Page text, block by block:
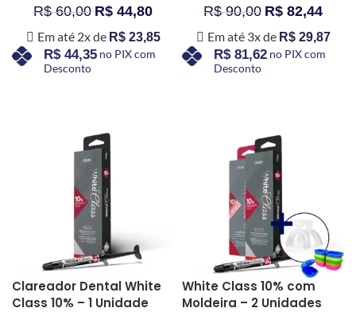
R$60,00 R$ 44,80
Em até 2x de R$23,85
R$44,35 no PIX com
Desconto
R$90,00 R$ 82,44
Em até 3x de R$29,87
R$81,62 no PIX com
Desconto
Clareador Dental White
Class 10% – 1 Unidade
White Class 10% com
Moldeira – 2 Unidades